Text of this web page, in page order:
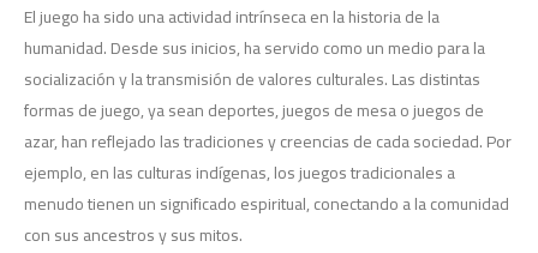
El juego ha sido una actividad intrínseca en la historia de la
humanidad. Desde sus inicios, ha servido como un medio para la
socialización y la transmisión de valores culturales. Las distintas
formas de juego, ya sean deportes, juegos de mesa o juegos de
azar, han reflejado las tradiciones y creencias de cada sociedad. Por
ejemplo, en las culturas indígenas, los juegos tradicionales a
menudo tienen un significado espiritual, conectando a la comunidad
con sus ancestros y sus mitos.